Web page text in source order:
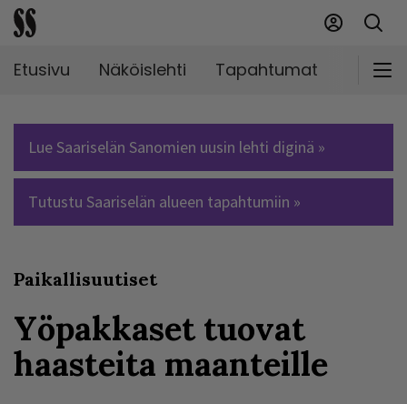
Etusivu Näköislehti Tapahtumat
Lue Saariselän Sanomien uusin lehti diginä »
Tutustu Saariselän alueen tapahtumiin »
Paikallisuutiset
Yöpakkaset tuovat
haasteita maanteille